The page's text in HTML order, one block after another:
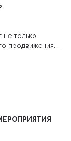
не только
продвижения. В
сети и
роль в
аудитории и как